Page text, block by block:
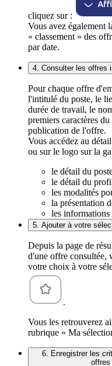
cliquez sur :
Vous avez également
« classement » des
par date.
4. Consulter les offres
Pour chaque offre
l'intitulé du poste, le
durée de travail, le
premiers caractères
publication de l'offre.
Vous accédez au
ou sur le logo sur la
le détail du
le détail du
les modalités
la présentation
les informations
5. Ajouter à votre
Depuis la page de
d'une offre consultée,
votre choix à votre
.
Vous les retrouverez
rubrique « Ma
6. Enregistrer les
offres